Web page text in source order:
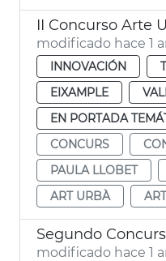
II Concurso Arte
modificado hace 1
INNOVACIÓN
EIXAMPLE
EN PORTADA
CONCURS
PAULA LLOBET
ART URBÀ
modificado hace 1